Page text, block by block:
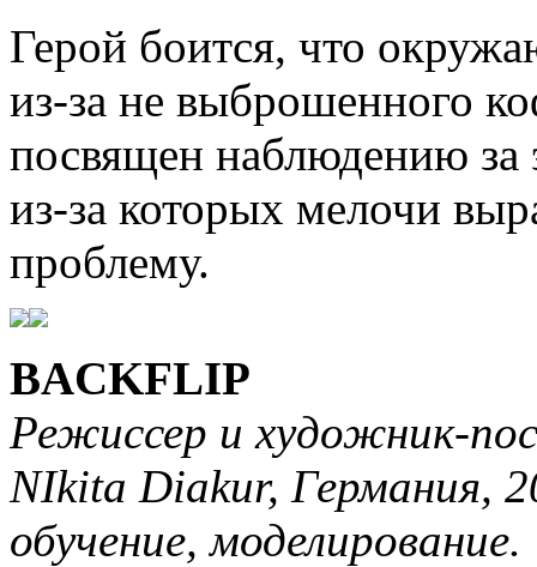
Герой боится, что
из-за не выброшенного
посвящен наблюдению за
из-за которых мелочи
проблему.
BACKFLIP
Режиссер и художник-
NIkita Diakur, Германия,
обучение, моделирование.